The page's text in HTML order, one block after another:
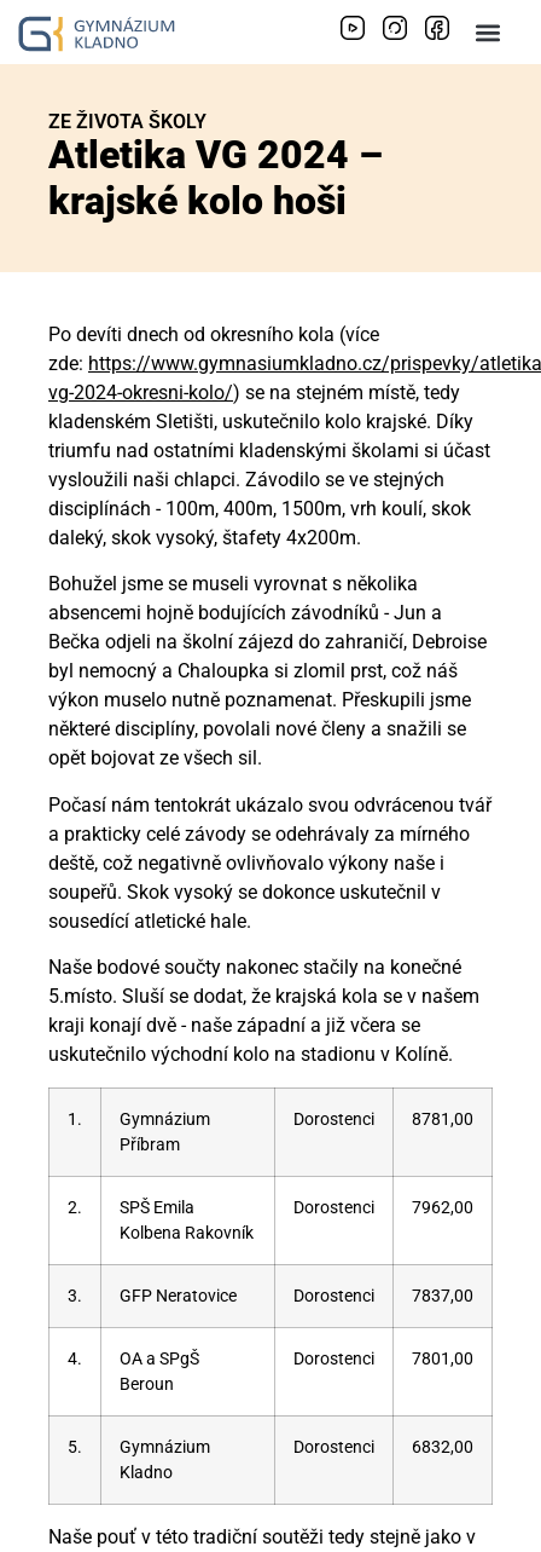
ZE ŽIVOTA ŠKOLY
Atletika VG 2024 –
krajské kolo hoši
Po devíti dnech od okresního kola (více
zde: https://www.gymnasiumkladno.cz/prispevky/
vg-2024-okresni-kolo/) se na stejném místě, tedy
kladenském Sletišti, uskutečnilo kolo krajské. Díky
triumfu nad ostatními kladenskými školami si účast
vysloužili naši chlapci. Závodilo se ve stejných
disciplínách - 100m, 400m, 1500m, vrh koulí, skok
daleký, skok vysoký, štafety 4x200m.
Bohužel jsme se museli vyrovnat s několika
absencemi hojně bodujících závodníků - Jun a
Bečka odjeli na školní zájezd do zahraničí, Debroise
byl nemocný a Chaloupka si zlomil prst, což náš
výkon muselo nutně poznamenat. Přeskupili jsme
některé disciplíny, povolali nové členy a snažili se
opět bojovat ze všech sil.
Počasí nám tentokrát ukázalo svou odvrácenou tvář
a prakticky celé závody se odehrávaly za mírného
deště, což negativně ovlivňovalo výkony naše i
soupeřů. Skok vysoký se dokonce uskutečnil v
sousedící atletické hale.
Naše bodové součty nakonec stačily na konečné
5.místo. Sluší se dodat, že krajská kola se v našem
kraji konají dvě - naše západní a již včera se
uskutečnilo východní kolo na stadionu v Kolíně.
1.
Gymnázium
Příbram
Dorostenci 8781,00
2.
SPŠ Emila
Kolbena Rakovník
Dorostenci 7962,00
3. GFP Neratovice Dorostenci 7837,00
4.
OA a SPgŠ
Beroun
Dorostenci 7801,00
5.
Gymnázium
Kladno
Dorostenci 6832,00
Naše pouť v této tradiční soutěži tedy stejně jako v